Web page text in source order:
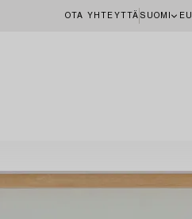
OTA YHTEYTTÄ SUOMI